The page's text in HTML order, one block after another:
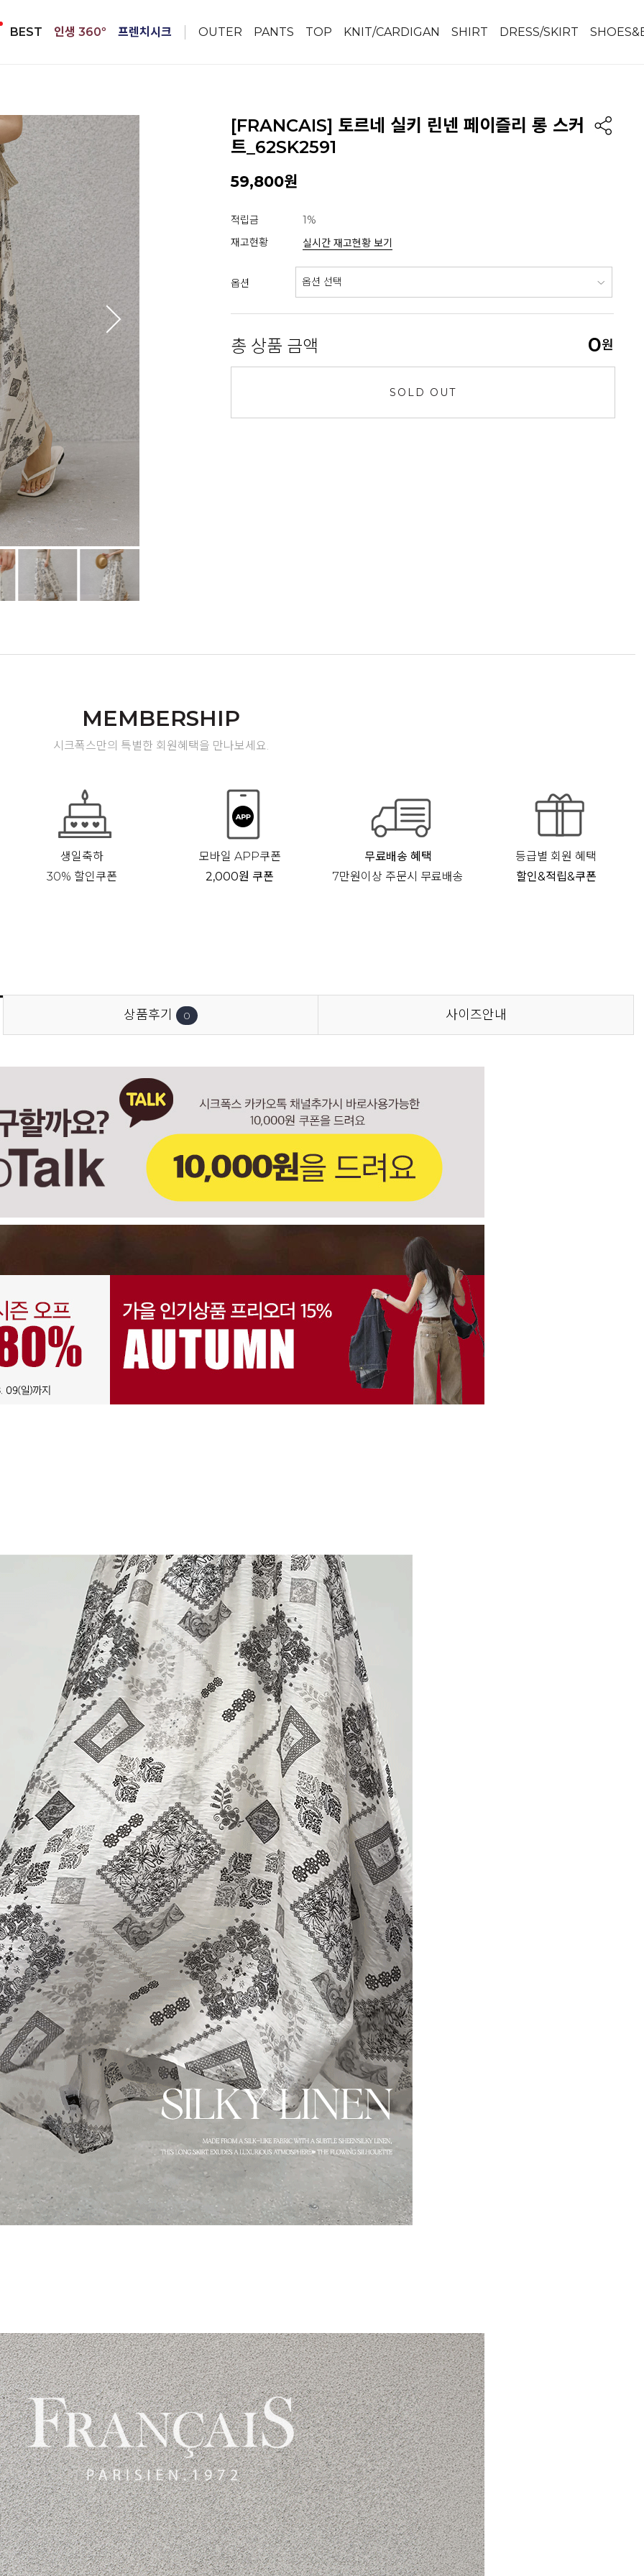
BEST 인생 360º 프렌치시크 OUTER PANTS TOP KNIT/CARDIGAN SHIRT DRESS/SKIRT
[FRANCAIS] 토르네 실키 린넨 페이즐리 롱 스커
트_62SK2591
59,800원
적립금
1%
재고현황
실시간 재고현황 보기
옵션
총 상품 금액 0원
SOLD OUT
MEMBERSHIP
시크폭스만의 특별한 회원혜택을 만나보세요.
생일축하
30% 할인쿠폰
모바일 APP쿠폰
2,000원 쿠폰
무료배송 혜택
7만원이상 주문시 무료배송
등급별 회원 혜택
할인&적립&쿠폰
상품후기 0 사이즈안내